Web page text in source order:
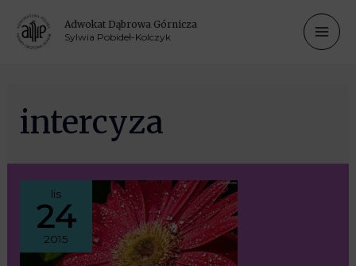
Adwokat Dąbrowa Górnicza
Sylwia Pobideł-Kolczyk
intercyza
lis
24
2015